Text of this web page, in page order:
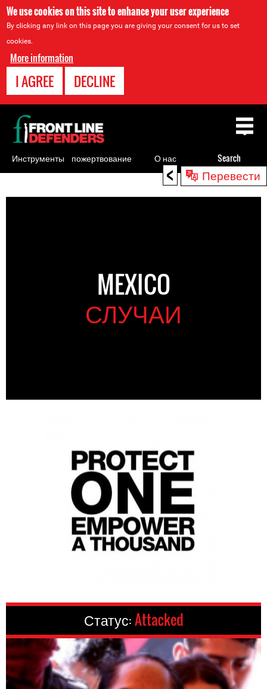
We use cookies on this site to enhance your user experience
By clicking any link on this page you are giving your consent for us to set
cookies.
More information
I AGREE DECLINE
< Перевести
to
MEXICO
СЛУЧАИ
Статус:Attacked
Back
to
top
Инструменты
для
пожертвование О нас Search